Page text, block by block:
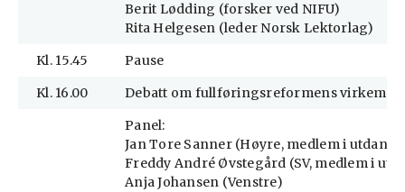
Berit Lødding (forsker ved NIFU)
Rita Helgesen (leder Norsk Lektorlag)
Kl. 15.45
Pause
Kl. 16.00
Debatt om fullføringsreformens
Panel:
Jan Tore Sanner (Høyre, medlem i
Freddy André Øvstegård (SV, medlem i
Anja Johansen (Venstre)